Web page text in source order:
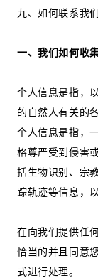
九、如何联系我们
一、我们如何收
个人信息是指，
的自然人有关的
个人信息是指，
格尊严受到侵害
括生物识别、宗
踪轨迹等信息，
在向我们提供任
恰当的并且同意
式进行处理。